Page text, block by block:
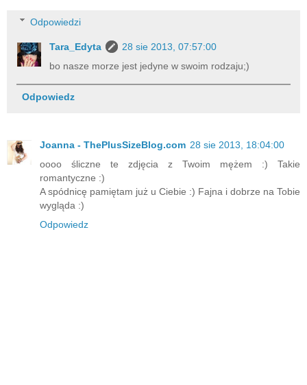
Odpowiedzi
Tara_Edyta
28 sie 2013, 07:57:00
bo nasze morze jest jedyne w swoim rodzaju;)
Odpowiedz
Joanna - ThePlusSizeBlog.com 28 sie 2013, 18:04:00
oooo śliczne te zdjęcia z Twoim mężem :) Takie
romantyczne :)
A spódnicę pamiętam już u Ciebie :) Fajna i dobrze na Tobie
wygląda :)
Odpowiedz